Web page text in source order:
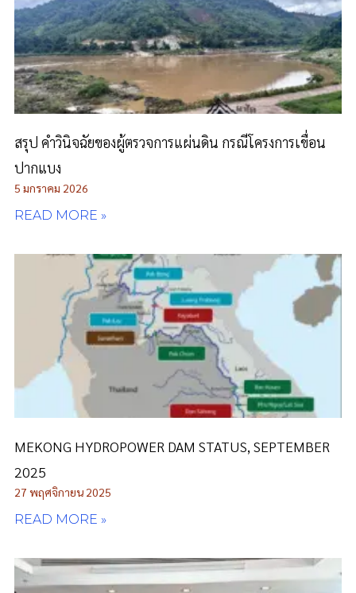
สรุป คำวินิจฉัยของผู้ตรวจการแผ่นดิน กรณีโครงการเขื่อน
ปากแบง
5 มกราคม 2026
READ MORE »
MEKONG HYDROPOWER DAM STATUS, SEPTEMBER
2025
27 พฤศจิกายน 2025
READ MORE »